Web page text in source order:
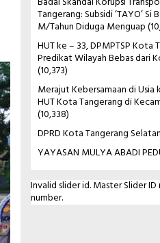
Tangerang: Subsidi ‘TAYO’ Si
M/Tahun Diduga Menguap
HUT ke – 33, DPMPTSP Kota
Predikat Wilayah Bebas dari
(10,373)
Merajut Kebersamaan di Usia
HUT Kota Tangerang di
(10,338)
DPRD Kota Tangerang Selatan
YAYASAN MULYA ABADI
Invalid slider id. Master Slider
number.